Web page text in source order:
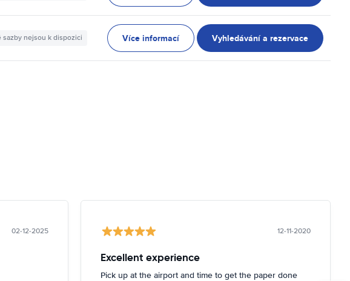
sazby nejsou k dispozici Více informací Vyhledávání a rezervace
02-12-2025 12-11-2020
Excellent experience
Pick up at the airport and time to get the paper done